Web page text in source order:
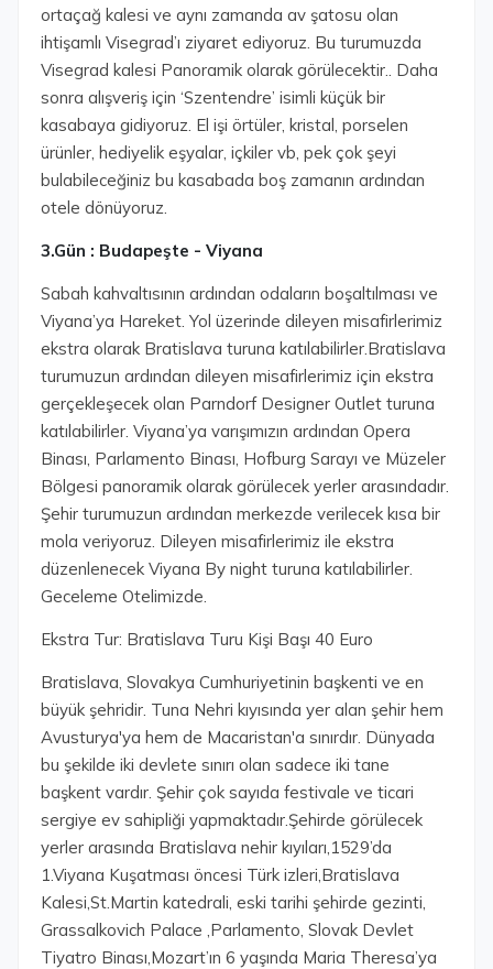
ortaçağ kalesi ve aynı zamanda av şatosu olan
ihtişamlı Visegrad’ı ziyaret ediyoruz. Bu turumuzda
Visegrad kalesi Panoramik olarak görülecektir.. Daha
sonra alışveriş için ‘Szentendre’ isimli küçük bir
kasabaya gidiyoruz. El işi örtüler, kristal, porselen
ürünler, hediyelik eşyalar, içkiler vb, pek çok şeyi
bulabileceğiniz bu kasabada boş zamanın ardından
otele dönüyoruz.
3.Gün : Budapeşte - Viyana
Sabah kahvaltısının ardından odaların boşaltılması ve
Viyana’ya Hareket. Yol üzerinde dileyen misafirlerimiz
ekstra olarak Bratislava turuna katılabilirler.Bratislava
turumuzun ardından dileyen misafirlerimiz için ekstra
gerçekleşecek olan Parndorf Designer Outlet turuna
katılabilirler. Viyana’ya varışımızın ardından Opera
Binası, Parlamento Binası, Hofburg Sarayı ve Müzeler
Bölgesi panoramik olarak görülecek yerler arasındadır.
Şehir turumuzun ardından merkezde verilecek kısa bir
mola veriyoruz. Dileyen misafirlerimiz ile ekstra
düzenlenecek Viyana By night turuna katılabilirler.
Geceleme Otelimizde.
Ekstra Tur: Bratislava Turu Kişi Başı 40 Euro
Bratislava, Slovakya Cumhuriyetinin başkenti ve en
büyük şehridir. Tuna Nehri kıyısında yer alan şehir hem
Avusturya'ya hem de Macaristan'a sınırdır. Dünyada
bu şekilde iki devlete sınırı olan sadece iki tane
başkent vardır. Şehir çok sayıda festivale ve ticari
sergiye ev sahipliği yapmaktadır.Şehirde görülecek
yerler arasında Bratislava nehir kıyıları,1529’da
1.Viyana Kuşatması öncesi Türk izleri,Bratislava
Kalesi,St.Martin katedrali, eski tarihi şehirde gezinti,
Grassalkovich Palace ,Parlamento, Slovak Devlet
Tiyatro Binası,Mozart’ın 6 yaşında Maria Theresa’ya